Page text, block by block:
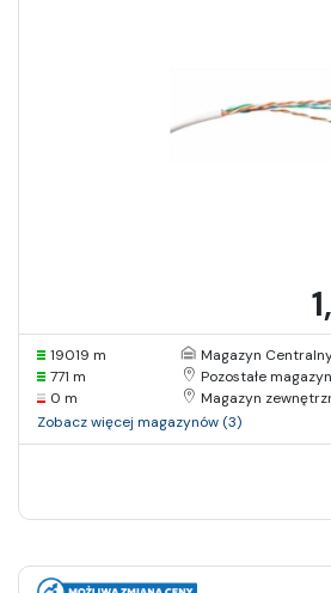
19019 m
Magazyn
771 m
Pozostałe
0 m
Magazyn
Zobacz więcej magazynów (3)